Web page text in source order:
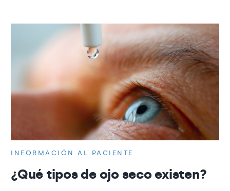
INFORMACIÓN AL PACIENTE
¿Qué tipos de ojo seco existen?